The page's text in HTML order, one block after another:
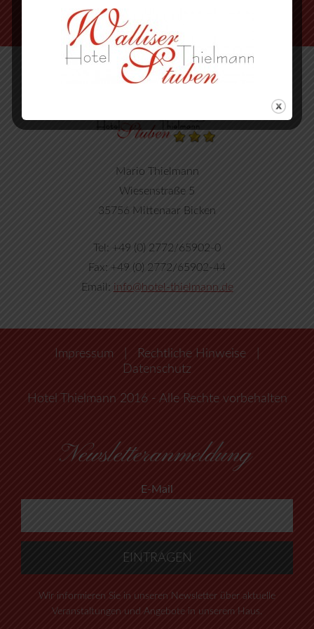
Mario Thielmann
Wiesenstraße 5
35756 Mittenaar Bicken
Tel: +49 (0) 2772/65902-0
Fax: +49 (0) 2772/65902-44
Email: info@hotel-thielmann.de
Impressum Rechtliche Hinweise
Datenschutz
Hotel Thielmann 2016 - Alle Rechte vorbehalten
Newsletteranmeldung
E-Mail
Wir informieren Sie in unseren Newsletter über aktuelle
Veranstaltungen und Angebote in unserem Haus.